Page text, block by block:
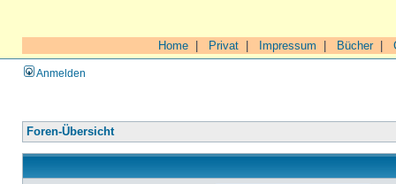
Home Privat Impressum Bücher|
Anmelden
Foren-Übersicht